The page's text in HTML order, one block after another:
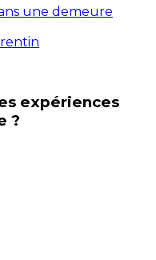
une demeure
expériences
?